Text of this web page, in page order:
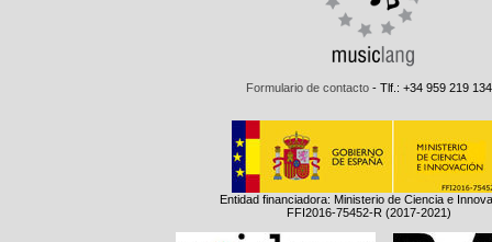
Formulario de contacto - Tlf.: +34 959 219 134
Entidad financiadora: Ministerio de Ciencia e
FFI2016-75452-R (2017-2021)